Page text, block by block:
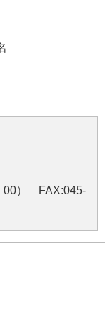
00） FAX:045-